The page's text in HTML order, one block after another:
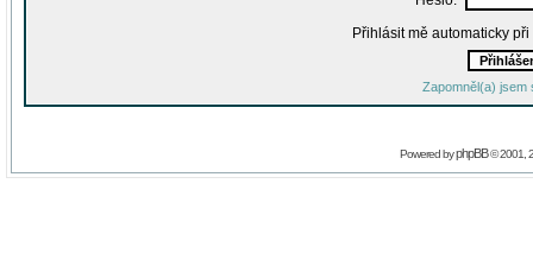
Přihlásit mě automaticky
Zapomněl(a) jsem
Powered byphpBB© 2001,